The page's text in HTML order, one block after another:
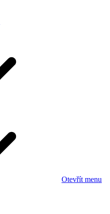
Otevřít menu